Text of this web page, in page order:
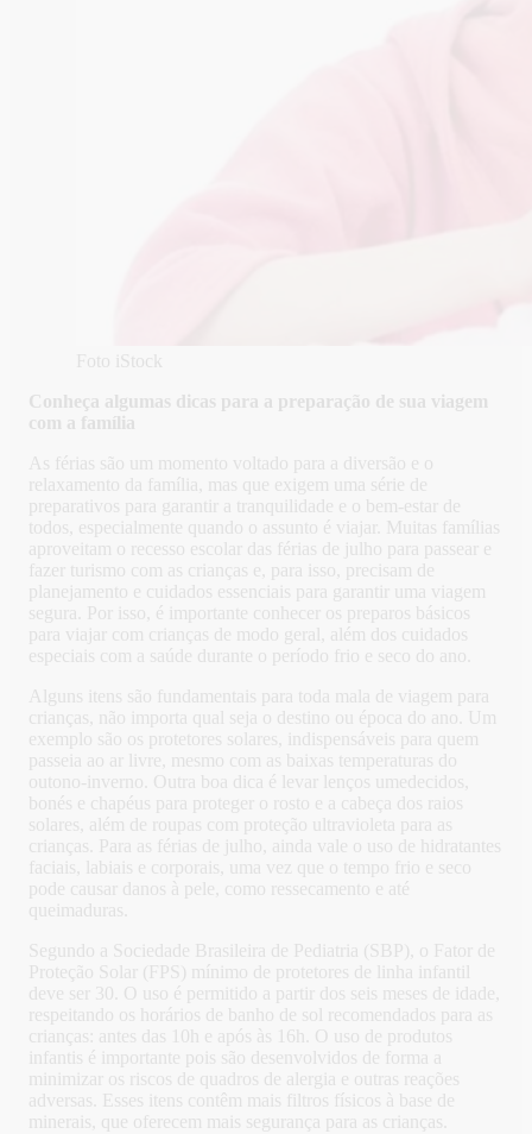
Foto iStock
Conheça algumas dicas para a preparação de sua viagem
com a família
As férias são um momento voltado para a diversão e o
relaxamento da família, mas que exigem uma série de
preparativos para garantir a tranquilidade e o bem-estar de
todos, especialmente quando o assunto é viajar. Muitas famílias
aproveitam o recesso escolar das férias de julho para passear e
fazer turismo com as crianças e, para isso, precisam de
planejamento e cuidados essenciais para garantir uma viagem
segura. Por isso, é importante conhecer os preparos básicos
para viajar com crianças de modo geral, além dos cuidados
especiais com a saúde durante o período frio e seco do ano.
Alguns itens são fundamentais para toda mala de viagem para
crianças, não importa qual seja o destino ou época do ano. Um
exemplo são os protetores solares, indispensáveis para quem
passeia ao ar livre, mesmo com as baixas temperaturas do
outono-inverno. Outra boa dica é levar lenços umedecidos,
bonés e chapéus para proteger o rosto e a cabeça dos raios
solares, além de roupas com proteção ultravioleta para as
crianças. Para as férias de julho, ainda vale o uso de hidratantes
faciais, labiais e corporais, uma vez que o tempo frio e seco
pode causar danos à pele, como ressecamento e até
queimaduras.
Segundo a Sociedade Brasileira de Pediatria (SBP), o Fator de
Proteção Solar (FPS) mínimo de protetores de linha infantil
deve ser 30. O uso é permitido a partir dos seis meses de idade,
respeitando os horários de banho de sol recomendados para as
crianças: antes das 10h e após às 16h. O uso de produtos
infantis é importante pois são desenvolvidos de forma a
minimizar os riscos de quadros de alergia e outras reações
adversas. Esses itens contêm mais filtros físicos à base de
minerais, que oferecem mais segurança para as crianças.